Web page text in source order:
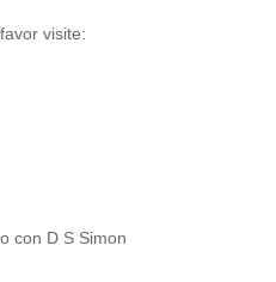
visite:
con D S Simon